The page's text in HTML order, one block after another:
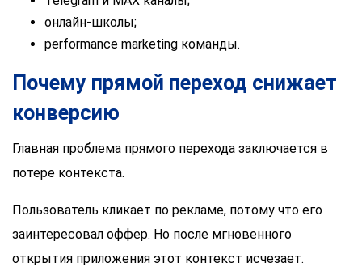
онлайн-школы;
performance marketing команды.
Почему прямой переход снижает
конверсию
Главная проблема прямого перехода заключается в
потере контекста.
Пользователь кликает по рекламе, потому что его
заинтересовал оффер. Но после мгновенного
открытия приложения этот контекст исчезает.